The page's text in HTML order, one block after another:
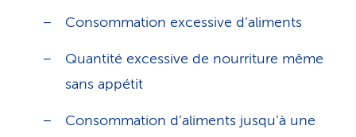
Consommation excessive d’aliments
Quantité excessive de nourriture même
sans appétit
Consommation d’aliments jusqu’à une